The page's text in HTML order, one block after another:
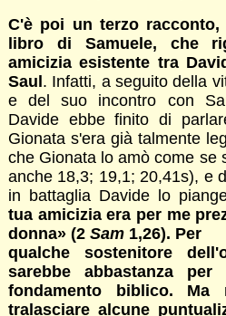
C'è poi un terzo
libro di Samuele, che
amicizia esistente tra
Saul . Infatti, a seguito della
e del suo incontro con
Davide ebbe finito di
Gionata s'era già talmente
che Gionata lo amò come se
anche 18,3; 19,1; 20,41s), e
in battaglia Davide lo
tua amicizia era per me
donna» (2 Sam1,26). Per
qualche sostenitore
sarebbe abbastanza
fondamento biblico. Ma
tralasciare alcune